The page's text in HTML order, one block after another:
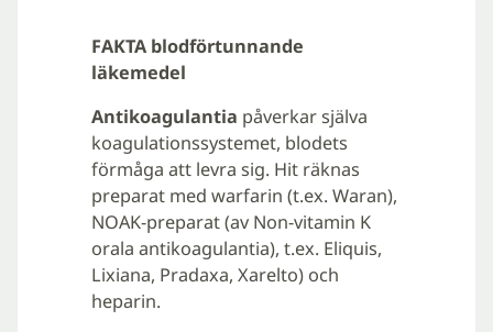
FAKTA blodförtunnande
läkemedel
Antikoagulantia påverkar själva
koagulationssystemet, blodets
förmåga att levra sig. Hit räknas
preparat med warfarin (t.ex. Waran),
NOAK-preparat (av Non-vitamin K
orala antikoagulantia), t.ex. Eliquis,
Lixiana, Pradaxa, Xarelto) och
heparin.